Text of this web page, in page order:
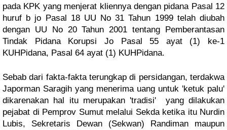
pada KPK yang menjerat kliennya dengan pidana Pasal 12
huruf b jo Pasal 18 UU No 31 Tahun 1999 telah diubah
dengan UU No 20 Tahun 2001 tentang Pemberantasan
Tindak Pidana Korupsi Jo Pasal 55 ayat (1) ke-1
KUHPidana, Pasal 64 ayat (1) KUHPidana.
Sebab dari fakta-fakta terungkap di persidangan, terdakwa
Japorman Saragih yang menerima uang untuk 'ketuk palu'
dikarenakan hal itu merupakan 'tradisi'  yang dilakukan
pejabat di Pemprov Sumut melalui Sekda ketika itu Nurdin
Lubis, Sekretaris Dewan (Sekwan) Randiman maupun